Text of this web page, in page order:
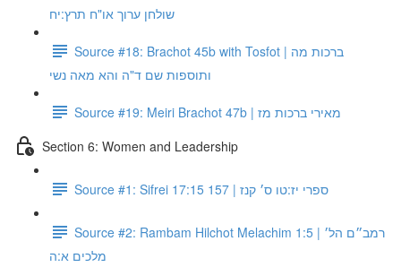
שולחן ערוך או"ח תרץ:יח
Source #18: Brachot 45b with Tosfot | ברכות מה
ותוספות שם ד"ה והא מאה נשי
Source #19: Meiri Brachot 47b | מאירי ברכות מז
Section 6: Women and Leadership
Source #1: Sifrei 17:15 157 | ספרי יז:טו ס׳ קנז
Source #2: Rambam Hilchot Melachim 1:5 | רמב״ם הל׳
מלכים א:ה